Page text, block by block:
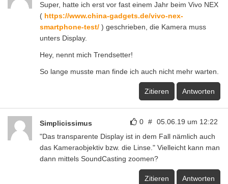
Super, hatte ich erst vor fast einem Jahr beim Vivo NEX
( https://www.china-gadgets.de/vivo-nex-
smartphone-test/ ) geschrieben, die Kamera muss
unters Display.
Hey, nennt mich Trendsetter!
So lange musste man finde ich auch nicht mehr warten.
Zitieren Antworten
0 # 05.06.19 um 12:22
Simplicissimus
"Das transparente Display ist in dem Fall nämlich auch
das Kameraobjektiv bzw. die Linse." Vielleicht kann man
dann mittels SoundCasting zoomen?
Zitieren Antworten